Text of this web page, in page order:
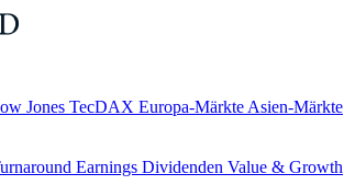
Jones TecDAX Europa-Märkte Asien-Märkte
Earnings Dividenden Value & Growth